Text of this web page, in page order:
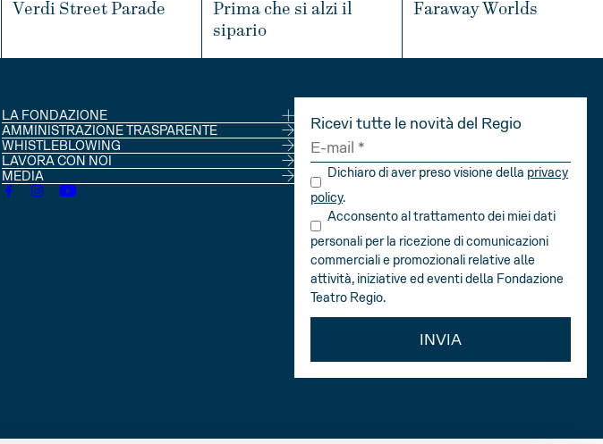
Verdi Street Parade
INFO
Prima che si alzi il
sipario
Faraway Worlds
INFO
LA FONDAZIONE
CONSIGLIO DI AMMINISTRAZIONE
SOCI
STATUTO
AMMINISTRAZIONE TRASPARENTE
WHISTLEBLOWING
LAVORA CON NOI
MEDIA
Ricevi tutte le novità del Regio
Dichiaro di aver preso visione della privacy
policy.
Acconsento al trattamento dei miei dati
personali per la ricezione di comunicazioni
commerciali e promozionali relative alle
attività, iniziative ed eventi della Fondazione
Teatro Regio.
INVIA